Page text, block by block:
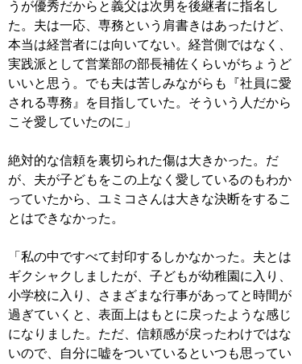
うが優秀だからと義父は次男を後継者に指名し
た。夫は一応、専務という肩書きはあったけど、
本当は経営者には向いてない。経営側ではなく、
実践派として営業部の部長補佐くらいがちょうど
いいと思う。でも夫は苦しみながらも『社員に愛
される専務』を目指していた。そういう人だから
こそ愛していたのに」
絶対的な信頼を裏切られた傷は大きかった。だ
が、夫が子どもをこの上なく愛しているのもわか
っていたから、ユミコさんは大きな決断をするこ
とはできなかった。
「私の中ですべて封印するしかなかった。夫とは
ギクシャクしましたが、子どもが幼稚園に入り、
小学校に入り、さまざまな行事があってと時間が
過ぎていくと、表面上はもとに戻ったような感じ
になりました。ただ、信頼感が戻ったわけではな
いので、自分に嘘をついているといつも思ってい